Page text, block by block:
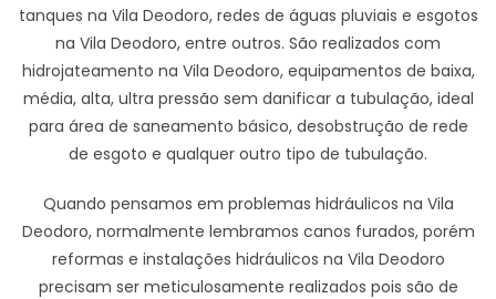
tanques na Vila Deodoro, redes de águas pluviais e esgotos
na Vila Deodoro, entre outros. São realizados com
hidrojateamento na Vila Deodoro, equipamentos de baixa,
média, alta, ultra pressão sem danificar a tubulação, ideal
para área de saneamento básico, desobstrução de rede
de esgoto e qualquer outro tipo de tubulação.
Quando pensamos em problemas hidráulicos na Vila
Deodoro, normalmente lembramos canos furados, porém
reformas e instalações hidráulicos na Vila Deodoro
precisam ser meticulosamente realizados pois são de